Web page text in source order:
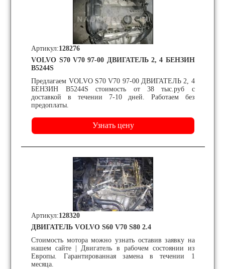
VOLVO S70 V70 97-00 ДВИГАТЕЛЬ 2, 4 БЕНЗИН
B5244S
Предлагаем VOLVO S70 V70 97-00 ДВИГАТЕЛЬ 2, 4
БЕНЗИН B5244S стоимость от 38 тыс.руб с
доставкой в течении 7-10 дней. Работаем без
предоплаты.
Артикул:128276
ДВИГАТЕЛЬ VOLVO S60 V70 S80 2.4
Стоимость мотора можно узнать оставив заявку на
нашем сайте | Двигатель в рабочем состоянии из
Европы. Гарантированная замена в течении 1
месяца.
Артикул:128320